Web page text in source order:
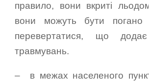
правило, вони вкриті
вони можуть бути погано
перевертатися, що
травмувань.
– в межах населеного